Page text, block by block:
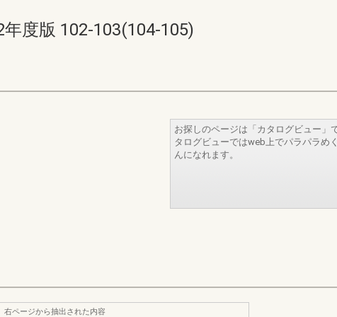
度版 102-103(104-105)
お探しのページは「カタログビュー」
タログビューではweb上でパラパラめ
んになれます。
右ページから抽出された内容